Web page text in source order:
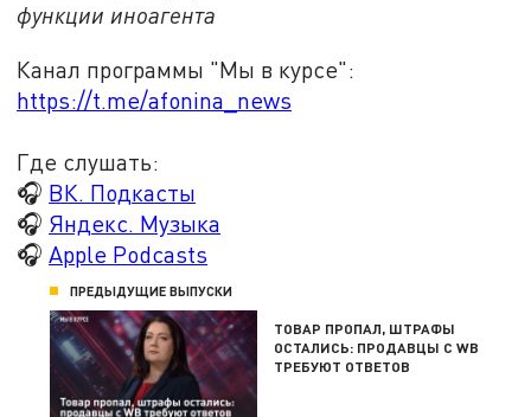
функции иноагента
Канал программы "Мы в курсе":
https://t.me/afonina_news
Где слушать:
🎧 ВК. Подкасты
🎧 Яндекс. Музыка
🎧Apple Podcasts
ПРЕДЫДУЩИЕ ВЫПУСКИ
ТОВАР ПРОПАЛ, ШТРАФЫ
ОСТАЛИСЬ: ПРОДАВЦЫ С WB
ТРЕБУЮТ ОТВЕТОВ